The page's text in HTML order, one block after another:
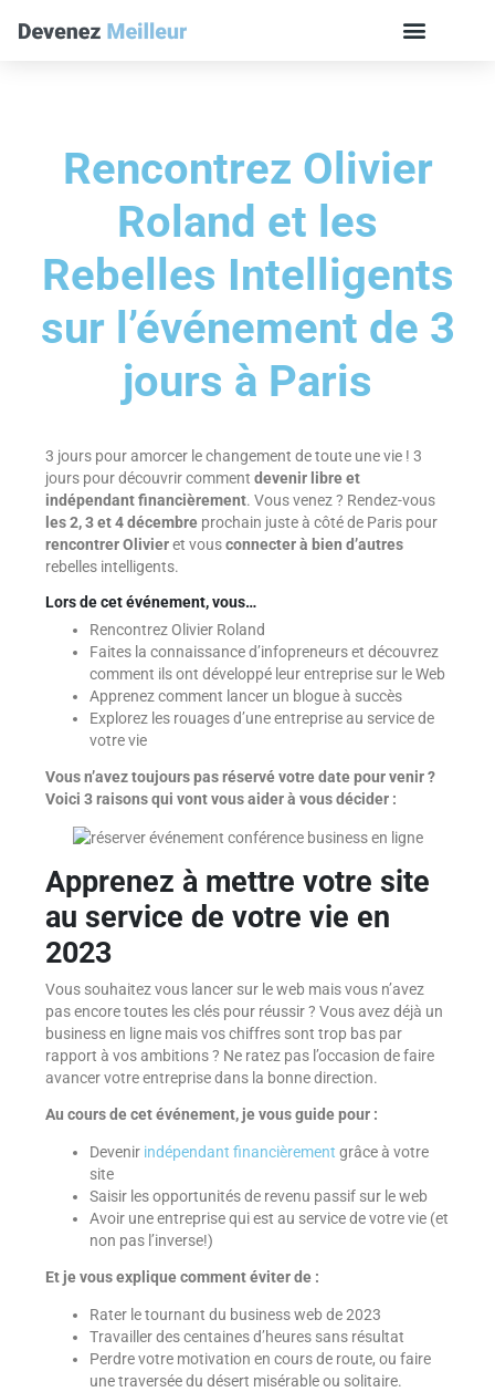
Rencontrez Olivier
Roland et les
Rebelles Intelligents
sur l’événement de 3
jours à Paris
3 jours pour amorcer le changement de toute une vie ! 3
jours pour découvrir comment devenir libre et
indépendant financièrement. Vous venez ? Rendez-vous
les 2, 3 et 4 décembreprochain juste à côté de Paris pour
rencontrer Olivieret vousconnecter à bien d’autres
rebelles intelligents.
Lors de cet événement, vous…
Rencontrez Olivier Roland
Faites la connaissance d’infopreneurs et découvrez
comment ils ont développé leur entreprise sur le Web
Apprenez comment lancer un blogue à succès
Explorez les rouages d’une entreprise au service de
votre vie
Vous n’avez toujours pas réservé votre date pour venir ?
Voici 3 raisons qui vont vous aider à vous décider :
Apprenez à mettre votre site
au service de votre vie en
2023
Vous souhaitez vous lancer sur le web mais vous n’avez
pas encore toutes les clés pour réussir ? Vous avez déjà un
business en ligne mais vos chiffres sont trop bas par
rapport à vos ambitions ? Ne ratez pas l’occasion de faire
avancer votre entreprise dans la bonne direction.
Au cours de cet événement, je vous guide pour :
Devenir indépendant financièrement grâce à votre
site
Saisir les opportunités de revenu passif sur le web
Avoir une entreprise qui est au service de votre vie (et
non pas l’inverse!)
Et je vous explique comment éviter de :
Rater le tournant du business web de 2023
Travailler des centaines d’heures sans résultat
Perdre votre motivation en cours de route, ou faire
une traversée du désert misérable ou solitaire.